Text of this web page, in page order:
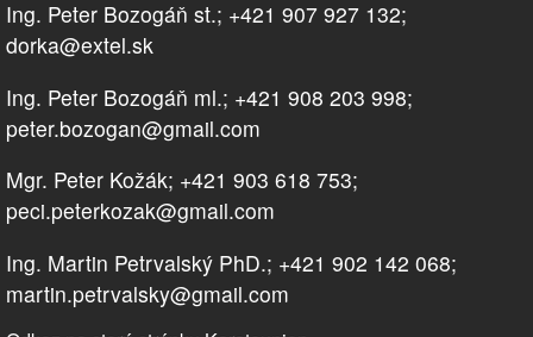
Ing. Peter Bozogáň st.; +421 907 927 132;
dorka@extel.sk
Ing. Peter Bozogáň ml.; +421 908 203 998;
peter.bozogan@gmail.com
Mgr. Peter Kožák; +421 903 618 753;
peci.peterkozak@gmail.com
Ing. Martin Petrvalský PhD.; +421 902 142 068;
martin.petrvalsky@gmail.com